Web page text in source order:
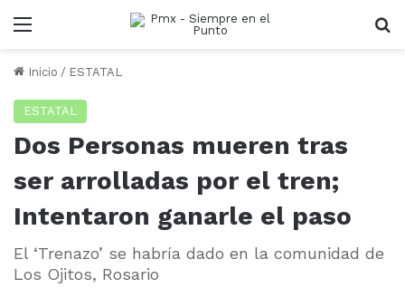
Menu
Inicio / ESTATAL
ESTATAL
Dos Personas mueren tras
ser arrolladas por el tren;
Intentaron ganarle el paso
El ‘Trenazo’ se habría dado en la comunidad de
Los Ojitos, Rosario